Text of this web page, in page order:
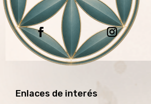
Enlaces de interés